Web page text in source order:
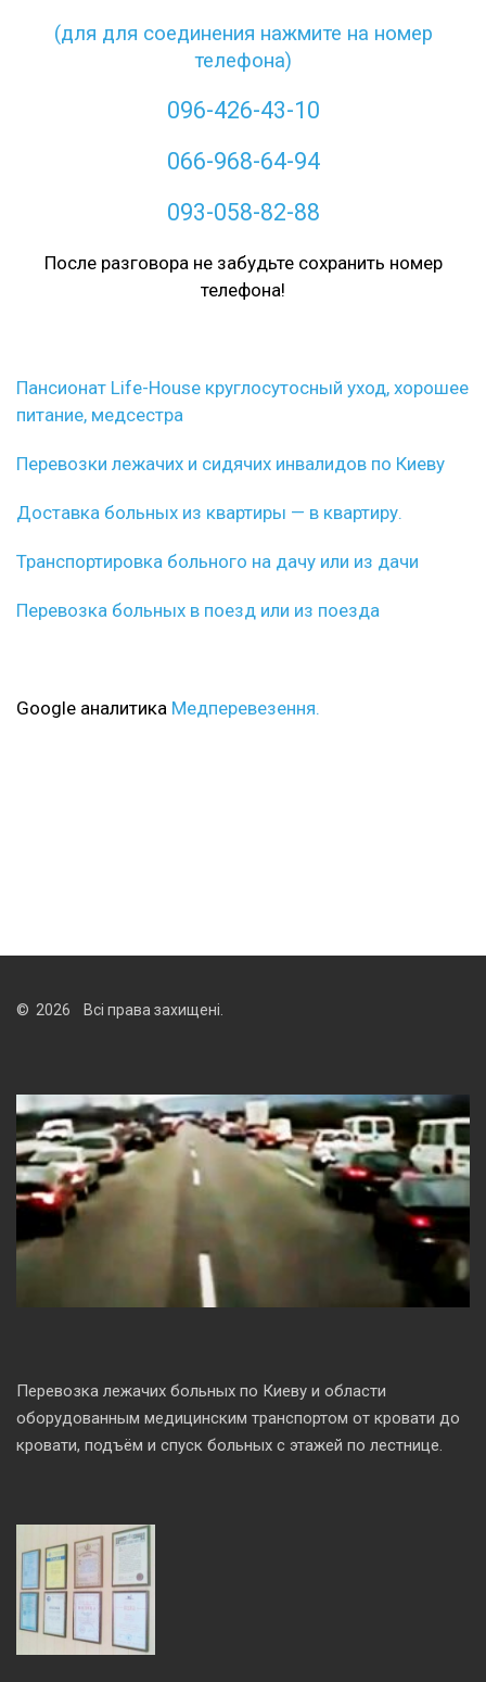
(для для соединения нажмите на номер
телефона)
096-426-43-10
066-968-64-94
093-058-82-88
После разговора не забудьте сохранить номер
телефона!
Пансионат Life-House круглосутосный уход, хорошее
питание, медсестра
Перевозки лежачих и сидячих инвалидов по Киеву
Доставка больных из квартиры — в квартиру.
Транспортировка больного на дачу или из дачи
Перевозка больных в поезд или из поезда
Google аналитика Медперевезення.
© 2026 Всі права захищені.
Перевозка лежачих больных по Киеву и области
оборудованным медицинским транспортом от кровати до
кровати, подъём и спуск больных с этажей по лестнице.